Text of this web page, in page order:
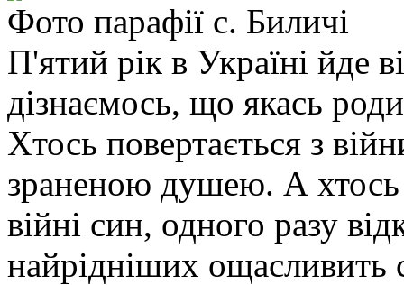
Фото парафії с. Биличі
П'ятий рік в Україні йде
дізнаємось, що якась
Хтось повертається з
зраненою душею. А
війні син, одного разу
найрідніших ощасливить